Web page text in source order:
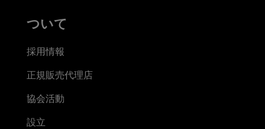
ついて
採用情報
正規販売代理店
協会活動
設立